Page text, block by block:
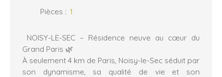
Pièces : 1
NOISY-LE-SEC – Résidence neuve au cœur du
Grand Paris 🌿
À seulement 4 km de Paris, Noisy-le-Sec séduit par
son dynamisme, sa qualité de vie et son